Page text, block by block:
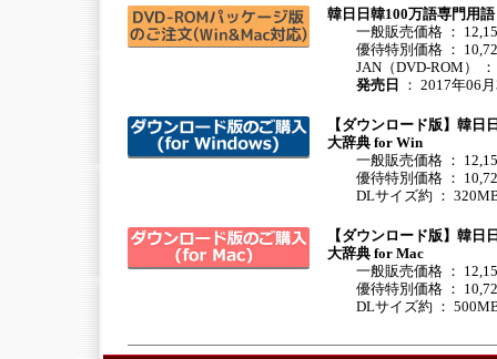
韓日日韓100万語専門用
一般販売価格 ：
優待特別価格 ：
JAN（DVD-ROM） ：
発売日
： 2017年06
【ダウンロード版】韓日
大辞典 for Win
一般販売価格 ：
優待特別価格 ：
DLサイズ約 ：
【ダウンロード版】韓日
大辞典 for Mac
一般販売価格 ：
優待特別価格 ：
DLサイズ約 ：